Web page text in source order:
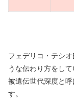
フェデリコ・テシ
うな伝わり方をして
被遺伝世代深度と
す。